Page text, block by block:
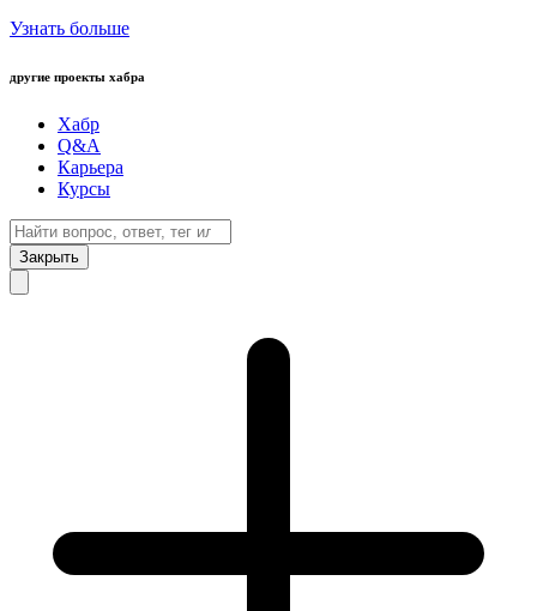
Узнать больше
другие проекты хабра
Хабр
Q&A
Карьера
Курсы
Закрыть